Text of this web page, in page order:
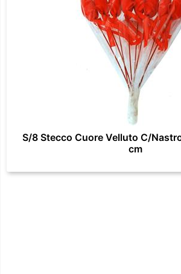
S/8 Stecco Cuore Velluto C/
cm